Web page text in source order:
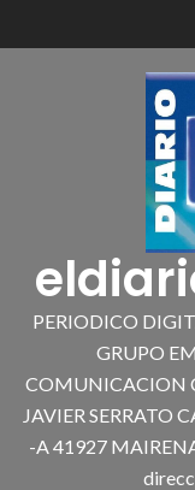
PERIODICO
GRUPO
COMUNICACION
JAVIER SERRATO
-A 41927